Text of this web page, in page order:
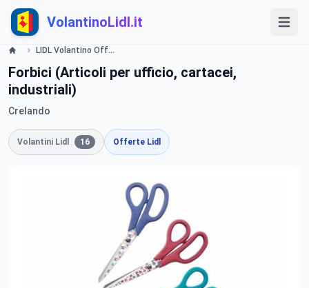
VolantinoLidl.it
LIDL Volantino Offerte e Promozioni - Bricolage - Offerte valide dall'11 agosto 2016 Lidl
Forbici (Articoli per ufficio, cartacei,
industriali)
Crelando
Volantini Lidl 16 Offerte Lidl